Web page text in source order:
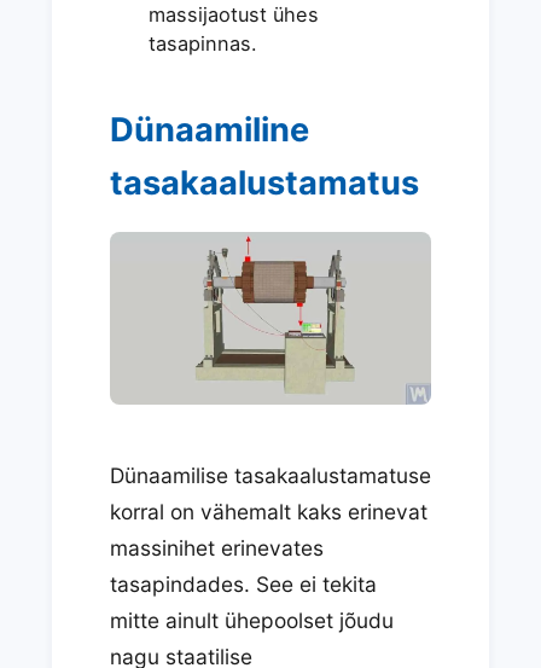
massijaotust ühes
tasapinnas.
Dünaamiline
tasakaalustamatus
Dünaamilise tasakaalustamatuse
korral on vähemalt kaks erinevat
massinihet erinevates
tasapindades. See ei tekita
mitte ainult ühepoolset jõudu
nagu staatilise